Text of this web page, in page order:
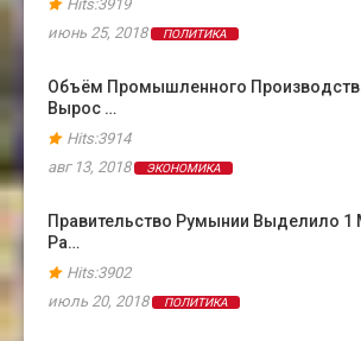
Hits:3919
июнь 25, 2018
ПОЛИТИКА
Объём Промышленного
Вырос …
Hits:3914
авг 13, 2018
ЭКОНОМИКА
Правительство Румынии Выделило 1
Ра…
Hits:3902
июль 20, 2018
ПОЛИТИКА